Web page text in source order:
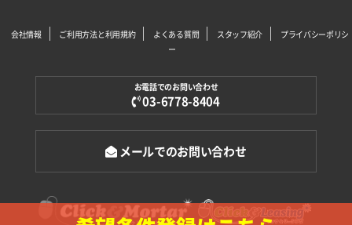
会社情報 ご利用方法と利用規約 よくある質問 スタッフ紹介
プライバシーポリシ
ー
お電話でのお問い合わせ
03-6778-8404
メールでのお問い合わせ